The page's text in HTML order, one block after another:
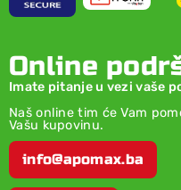
Online
Imate pitanje u vezi vaše
Naš online tim će Vam
Vašu kupovinu.
info@apomax.ba